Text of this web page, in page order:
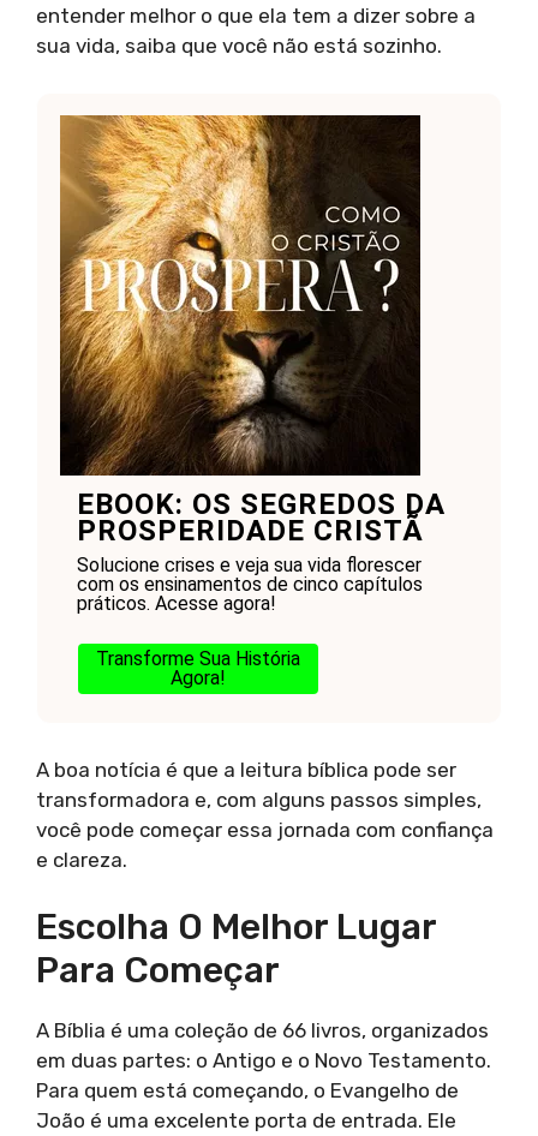
entender melhor o que ela tem a dizer sobre a
sua vida, saiba que você não está sozinho.
EBOOK: OS SEGREDOS DA
PROSPERIDADE CRISTÃ
Solucione crises e veja sua vida florescer
com os ensinamentos de cinco capítulos
práticos. Acesse agora!
Transforme Sua História
Agora!
A boa notícia é que a leitura bíblica pode ser
transformadora e, com alguns passos simples,
você pode começar essa jornada com confiança
e clareza.
Escolha O Melhor Lugar
Para Começar
A Bíblia é uma coleção de 66 livros, organizados
em duas partes: o Antigo e o Novo Testamento.
Para quem está começando, o Evangelho de
João é uma excelente porta de entrada. Ele